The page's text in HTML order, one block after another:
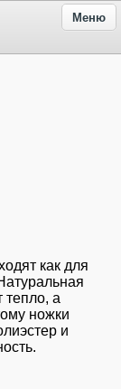
Меню
как для
тепло, а
ножки
и